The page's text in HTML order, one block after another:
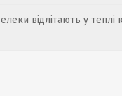
відлітають у теплі